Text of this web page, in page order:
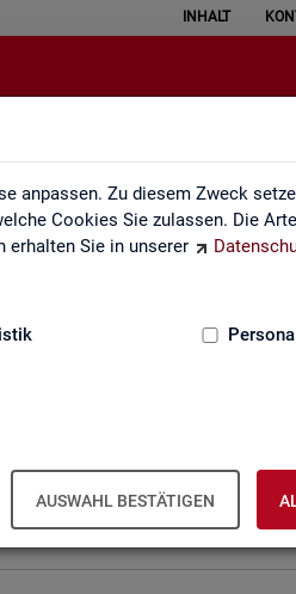
anpassen. Zu diesem Zweck
Cookies Sie zulassen. Die
erhalten Sie in unserer
AUSWAHL BESTÄTIGEN
INHALT